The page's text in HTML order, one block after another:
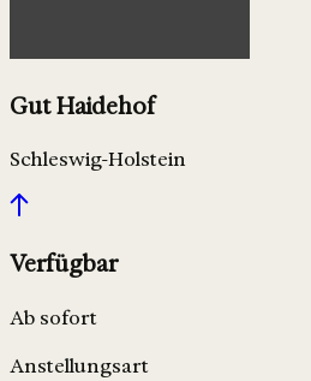
Gut Haidehof
Schleswig-Holstein
Verfügbar
Ab sofort
Anstellungsart